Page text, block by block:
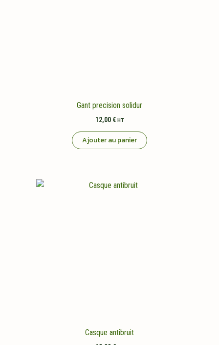
Gant precision solidur
12,00 € HT
Ajouter au panier
Casque antibruit